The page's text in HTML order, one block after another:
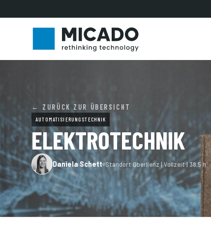
← ZURÜCK ZUR ÜBERSICHT
AUTOMATISIERUNGSTECHNIK
ELEKTROTECHNIK
Daniela Schett Standort Oberlienz | Vollzeit | 38,5 h